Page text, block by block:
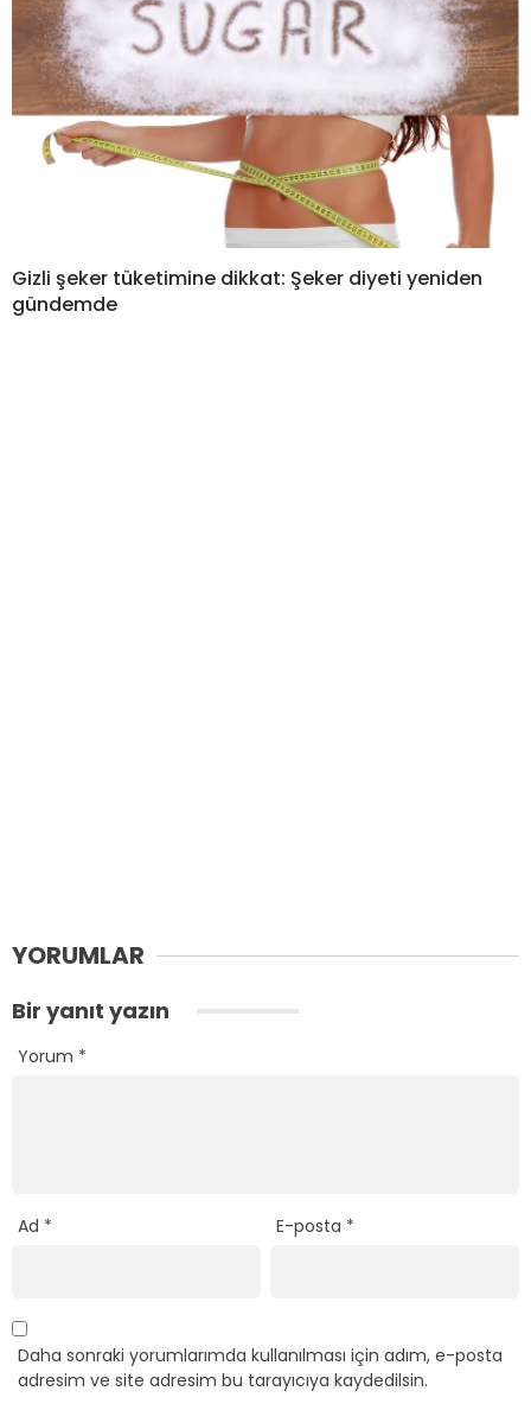
Gizli şeker tüketimine dikkat: Şeker diyeti yeniden
gündemde
YORUMLAR
Bir yanıt yazın
Yorum *
Ad * E-posta *
Daha sonraki yorumlarımda kullanılması için adım, e-posta
adresim ve site adresim bu tarayıcıya kaydedilsin.